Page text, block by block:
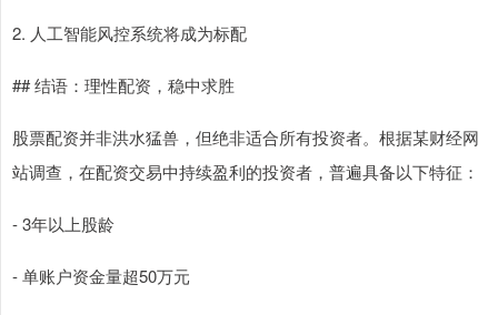
2. 人工智能风控系统将成为标配
## 结语：理性配资，稳中求胜
股票配资并非洪水猛兽，但绝非适合所有投资者。根据某财经网
站调查，在配资交易中持续盈利的投资者，普遍具备以下特征：
- 3年以上股龄
- 单账户资金量超50万元
上证综指 3966.59 +26.56 +0.67%